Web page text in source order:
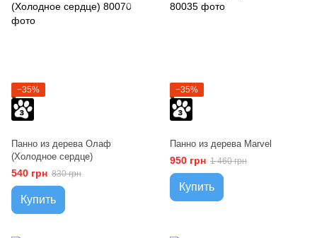
−35%
Панно из дерева Олаф
(Холодное сердце)
540 грн 830 грн
Купить
−35%
Панно из дерева Marvel
950 грн 1 460 грн
Купить